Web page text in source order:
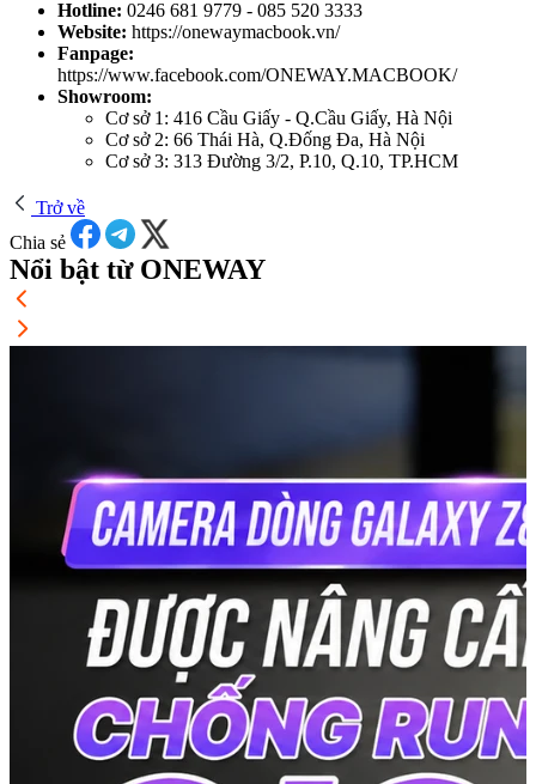
Hotline: 0246 681 9779 - 085 520 3333
Website: https://onewaymacbook.vn/
Fanpage:
https://www.facebook.com/ONEWAY.MACBOOK/
Showroom:
Cơ sở 1: 416 Cầu Giấy - Q.Cầu Giấy, Hà Nội
Cơ sở 2: 66 Thái Hà, Q.Đống Đa, Hà Nội
Cơ sở 3: 313 Đường 3/2, P.10, Q.10, TP.HCM
Trở về
Chia sẻ
Nổi bật từ ONEWAY